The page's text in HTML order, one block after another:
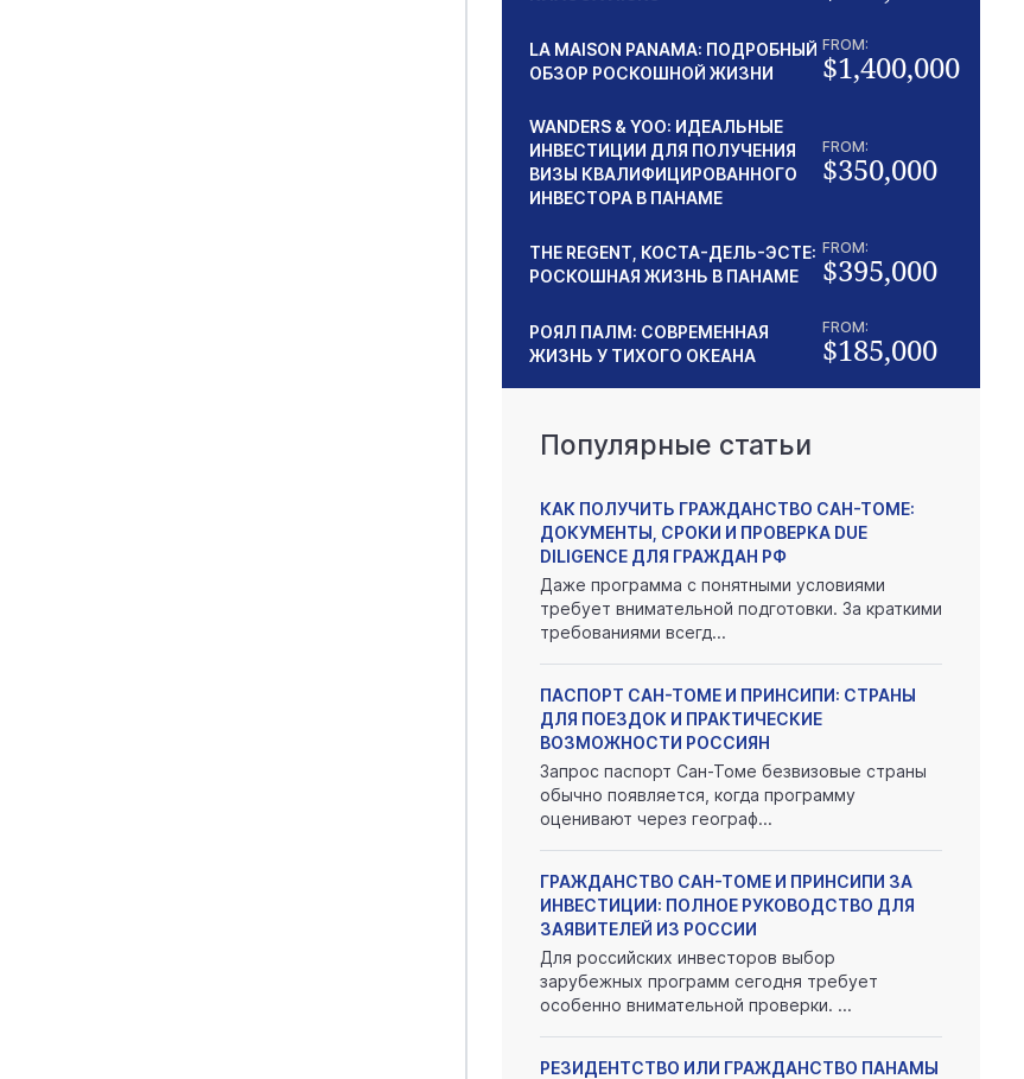
LA MAISON PANAMA: ПОДРОБНЫЙ
ОБЗОР РОСКОШНОЙ ЖИЗНИ
FROM:
$1,400,000
WANDERS & YOO: ИДЕАЛЬНЫЕ
ИНВЕСТИЦИИ ДЛЯ ПОЛУЧЕНИЯ
ВИЗЫ КВАЛИФИЦИРОВАННОГО
ИНВЕСТОРА В ПАНАМЕ
FROM:
$350,000
THE REGENT, КОСТА-ДЕЛЬ-ЭСТЕ:
РОСКОШНАЯ ЖИЗНЬ В ПАНАМЕ
FROM:
$395,000
РОЯЛ ПАЛМ: СОВРЕМЕННАЯ
ЖИЗНЬ У ТИХОГО ОКЕАНА
FROM:
$185,000
Популярные статьи
КАК ПОЛУЧИТЬ ГРАЖДАНСТВО САН-ТОМЕ:
ДОКУМЕНТЫ, СРОКИ И ПРОВЕРКА DUE
DILIGENCE ДЛЯ ГРАЖДАН РФ
Даже программа с понятными условиями
требует внимательной подготовки. За краткими
требованиями всегд...
ПАСПОРТ САН-ТОМЕ И ПРИНСИПИ: СТРАНЫ
ДЛЯ ПОЕЗДОК И ПРАКТИЧЕСКИЕ
ВОЗМОЖНОСТИ РОССИЯН
Запрос паспорт Сан-Томе безвизовые страны
обычно появляется, когда программу
оценивают через географ...
ГРАЖДАНСТВО САН-ТОМЕ И ПРИНСИПИ ЗА
ИНВЕСТИЦИИ: ПОЛНОЕ РУКОВОДСТВО ДЛЯ
ЗАЯВИТЕЛЕЙ ИЗ РОССИИ
Для российских инвесторов выбор
зарубежных программ сегодня требует
особенно внимательной проверки. ...
РЕЗИДЕНТСТВО ИЛИ ГРАЖДАНСТВО ПАНАМЫ